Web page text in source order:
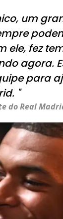
um
ele, fez
agora.
para
"
do Real